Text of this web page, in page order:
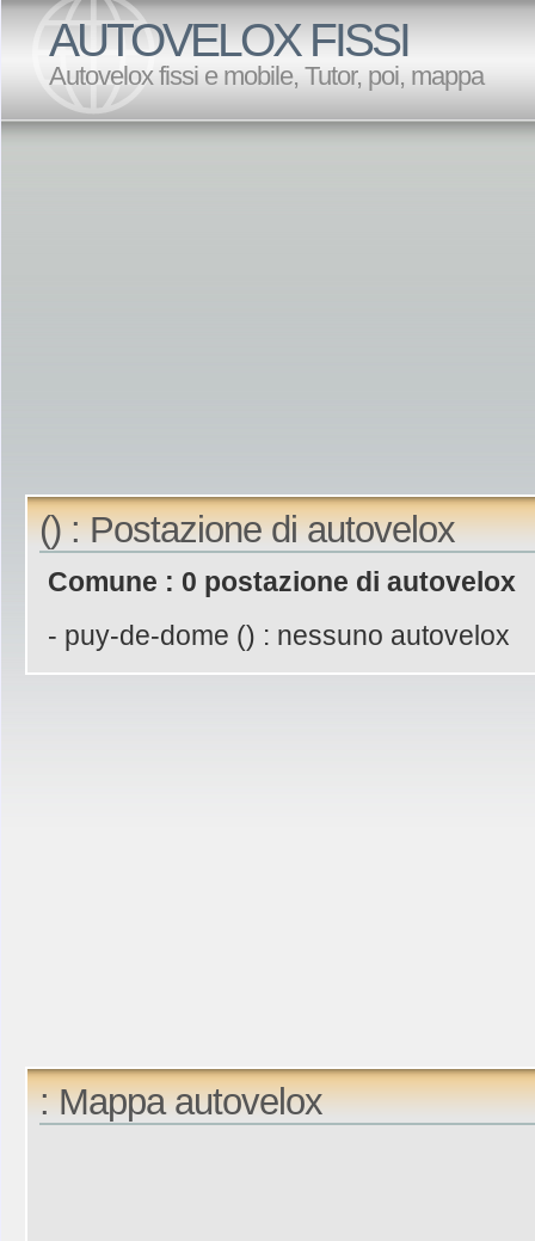
AUTOVELOX FISSI
Autovelox fissi e mobile, Tutor, poi, mappa
() : Postazione di autovelox
Comune : 0 postazione di autovelox
- puy-de-dome () : nessuno autovelox
: Mappa autovelox